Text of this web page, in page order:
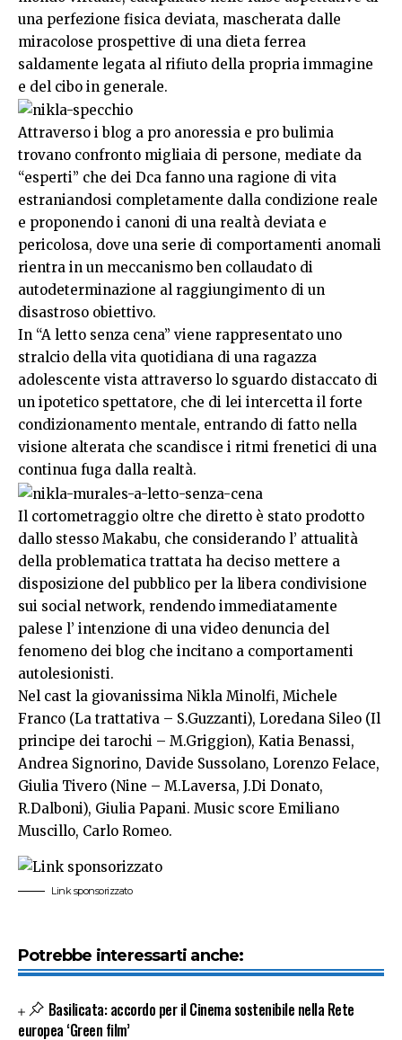
una perfezione fisica deviata, mascherata dalle
miracolose prospettive di una dieta ferrea
saldamente legata al rifiuto della propria immagine
e del cibo in generale.
Attraverso i blog a pro anoressia e pro bulimia
trovano confronto migliaia di persone, mediate da
“esperti” che dei Dca fanno una ragione di vita
estraniandosi completamente dalla condizione reale
e proponendo i canoni di una realtà deviata e
pericolosa, dove una serie di comportamenti anomali
rientra in un meccanismo ben collaudato di
autodeterminazione al raggiungimento di un
disastroso obiettivo.
In “A letto senza cena” viene rappresentato uno
stralcio della vita quotidiana di una ragazza
adolescente vista attraverso lo sguardo distaccato di
un ipotetico spettatore, che di lei intercetta il forte
condizionamento mentale, entrando di fatto nella
visione alterata che scandisce i ritmi frenetici di una
continua fuga dalla realtà.
Il cortometraggio oltre che diretto è stato prodotto
dallo stesso Makabu, che considerando l’ attualità
della problematica trattata ha deciso mettere a
disposizione del pubblico per la libera condivisione
sui social network, rendendo immediatamente
palese l’ intenzione di una video denuncia del
fenomeno dei blog che incitano a comportamenti
autolesionisti.
Nel cast la giovanissima Nikla Minolfi, Michele
Franco (La trattativa – S.Guzzanti), Loredana Sileo (Il
principe dei tarochi – M.Griggion), Katia Benassi,
Andrea Signorino, Davide Sussolano, Lorenzo Felace,
Giulia Tivero (Nine – M.Laversa, J.Di Donato,
R.Dalboni), Giulia Papani. Music score Emiliano
Muscillo, Carlo Romeo.
Link sponsorizzato
Potrebbe interessarti anche:
Basilicata: accordo per il Cinema sostenibile nella Rete
europea ‘Green film’